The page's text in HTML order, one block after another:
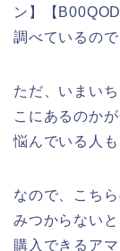
ン】【
調べているの
ただ、いまい
こにあるのか
悩んでいる人
なので、こち
みつからない
購入できるア